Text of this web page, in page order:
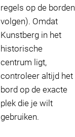
regels op de borden
volgen). Omdat
Kunstberg in het
historische
centrum ligt,
controleer altijd het
bord op de exacte
plek die je wilt
gebruiken.